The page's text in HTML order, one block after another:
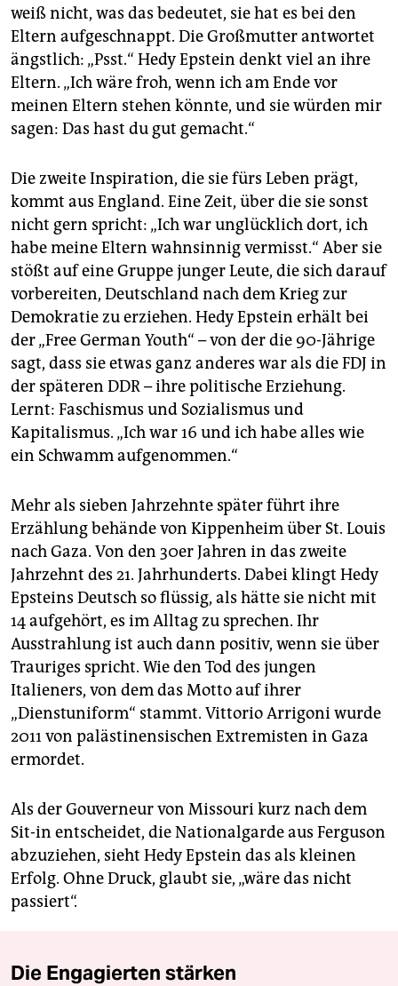
weiß nicht, was das bedeutet, sie hat es bei den
Eltern aufgeschnappt. Die Großmutter antwortet
ängstlich: „Psst.“ Hedy Epstein denkt viel an ihre
Eltern. „Ich wäre froh, wenn ich am Ende vor
meinen Eltern stehen könnte, und sie würden mir
sagen: Das hast du gut gemacht.“
Die zweite Inspiration, die sie fürs Leben prägt,
kommt aus England. Eine Zeit, über die sie sonst
nicht gern spricht: „Ich war unglücklich dort, ich
habe meine Eltern wahnsinnig vermisst.“ Aber sie
stößt auf eine Gruppe junger Leute, die sich darauf
vorbereiten, Deutschland nach dem Krieg zur
Demokratie zu erziehen. Hedy Epstein erhält bei
der „Free German Youth“ – von der die 90-Jährige
sagt, dass sie etwas ganz anderes war als die FDJ in
der späteren DDR – ihre politische Erziehung.
Lernt: Faschismus und Sozialismus und
Kapitalismus. „Ich war 16 und ich habe alles wie
ein Schwamm aufgenommen.“
Mehr als sieben Jahrzehnte später führt ihre
Erzählung behände von Kippenheim über St. Louis
nach Gaza. Von den 30er Jahren in das zweite
Jahrzehnt des 21. Jahrhunderts. Dabei klingt Hedy
Epsteins Deutsch so flüssig, als hätte sie nicht mit
14 aufgehört, es im Alltag zu sprechen. Ihr
Ausstrahlung ist auch dann positiv, wenn sie über
Trauriges spricht. Wie den Tod des jungen
Italieners, von dem das Motto auf ihrer
„Dienstuniform“ stammt. Vittorio Arrigoni wurde
2011 von palästinensischen Extremisten in Gaza
ermordet.
Als der Gouverneur von Missouri kurz nach dem
Sit-in entscheidet, die Nationalgarde aus Ferguson
abzuziehen, sieht Hedy Epstein das als kleinen
Erfolg. Ohne Druck, glaubt sie, „wäre das nicht
passiert“.
Die Engagierten stärken